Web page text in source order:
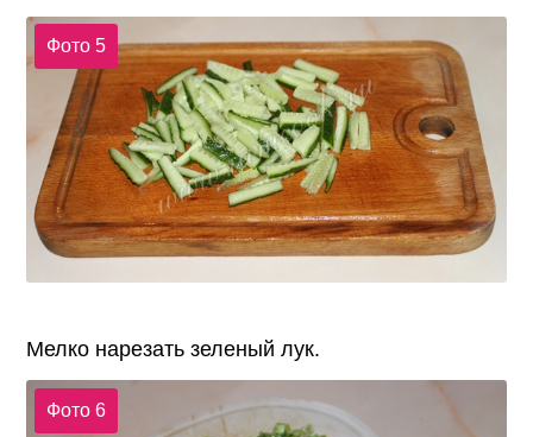
Фото 5
Мелко нарезать зеленый лук.
Фото 6